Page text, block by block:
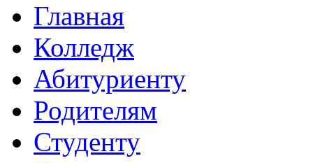
Главная
Колледж
Абитуриенту
Родителям
Студенту